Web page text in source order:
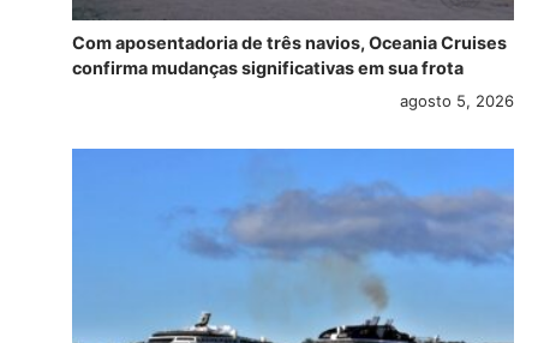
Com aposentadoria de três navios, Oceania Cruises
confirma mudanças significativas em sua frota
agosto 5, 2026